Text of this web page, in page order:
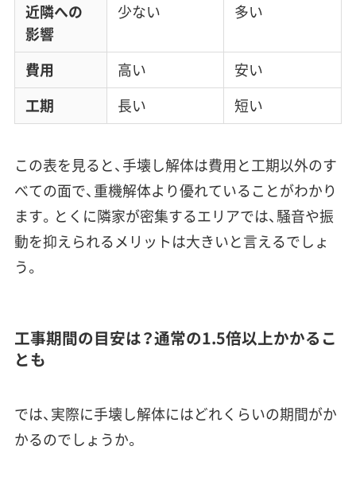
近隣への
影響
少ない 多い
費用 高い
安い
工期
長い 短い
この表を見ると、手壊し解体は費用と工期以外のす
べての面で、重機解体より優れていることがわかり
ます。とくに隣家が密集するエリアでは、騒音や振
動を抑えられるメリットは大きいと言えるでしょ
う。
工事期間の目安は？通常の1.5倍以上かかるこ
とも
では、実際に手壊し解体にはどれくらいの期間がか
かるのでしょうか。